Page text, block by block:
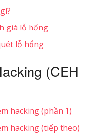
giá lỗ hổng
lỗ hổng
(CEH
hacking (phần 1)
hacking (tiếp theo)